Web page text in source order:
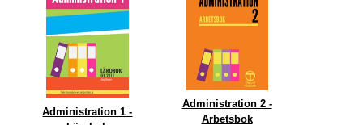
Administration 1 -
Administration 2 -
Arbetsbok